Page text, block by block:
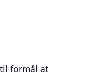
formål at